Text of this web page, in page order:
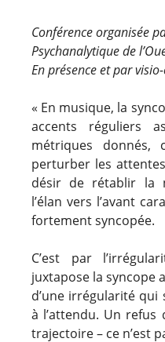
Conférence organisée
Psychanalytique de
En présence et par
« En musique, la
accents réguliers
métriques
perturber les
désir de rétablir la
l’élan vers l’avant
fortement syncopée.
C’est par
juxtapose la syncope
d’une irrégularité
à l’attendu. Un
trajectoire – ce n’est